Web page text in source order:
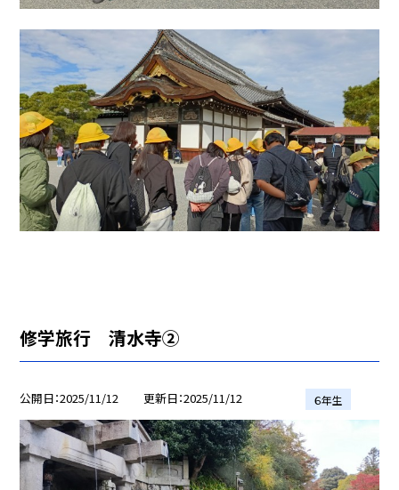
修学旅行 清水寺②
公開日 2025/11/12 更新日 2025/11/12 ６年生